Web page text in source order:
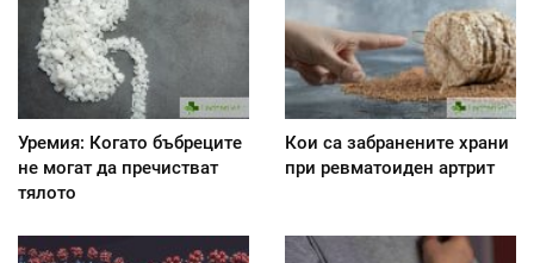
Уремия: Когато бъбреците
не могат да пречистват
тялото
Кои са забранените храни
при ревматоиден артрит